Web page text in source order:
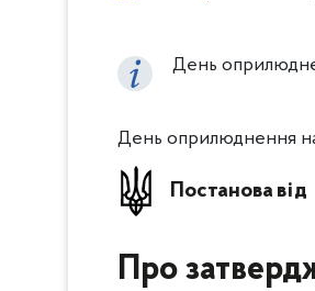
День
День оприлюднення на
Постанова
Про